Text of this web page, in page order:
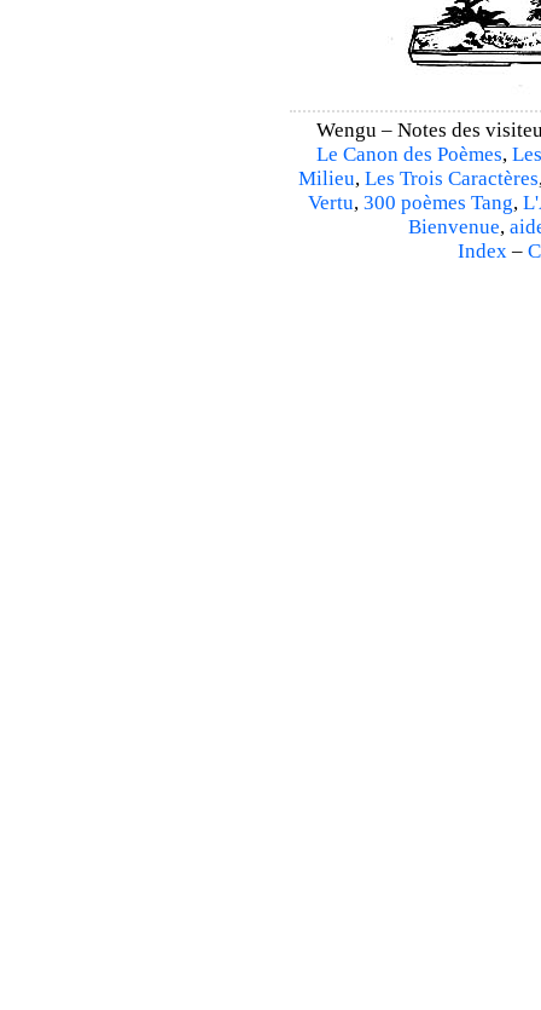
Wengu – Notes des
Le Canon des Poèmes,
Milieu, Les Trois Caractères
Vertu, 300 poèmes Tang,
Bienvenue,
Index–